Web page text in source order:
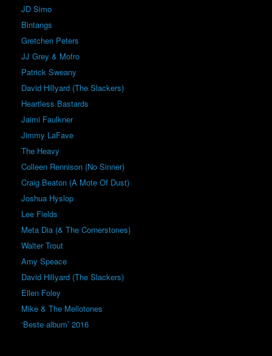
JD Simo
Bintangs
Gretchen Peters
JJ Grey & Mofro
Patrick Sweany
David Hillyard (The Slackers)
Heartless Bastards
Jaimi Faulkner
Jimmy LaFave
The Heavy
Colleen Rennison (No Sinner)
Craig Beaton (A Mote Of Dust)
Joshua Hyslop
Lee Fields
Meta Dia (& The Cornerstones)
Walter Trout
Amy Speace
David Hillyard (The Slackers)
Ellen Foley
Mike & The Mellotones
‘Beste album’ 2016